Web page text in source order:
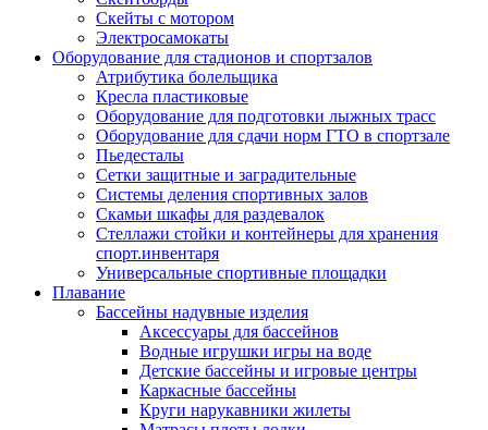
Скейты с мотором
Электросамокаты
Оборудование для стадионов и спортзалов
Атрибутика болельщика
Кресла пластиковые
Оборудование для подготовки лыжных трасс
Оборудование для сдачи норм ГТО в спортзале
Пьедесталы
Сетки защитные и заградительные
Системы деления спортивных залов
Скамьи шкафы для раздевалок
Стеллажи стойки и контейнеры для хранения
спорт.инвентаря
Универсальные спортивные площадки
Плавание
Бассейны надувные изделия
Аксессуары для бассейнов
Водные игрушки игры на воде
Детские бассейны и игровые центры
Каркасные бассейны
Круги нарукавники жилеты